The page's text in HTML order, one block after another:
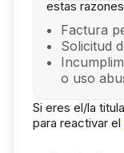
estas
Factura
Solicitud
o uso
Si eres el/la
para reactivar el